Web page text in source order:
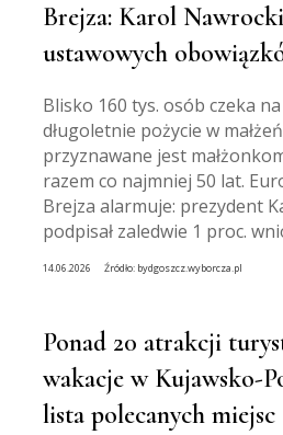
Brejza: Karol
ustawowych
Blisko 160 tys. osób czeka
długoletnie pożycie w
przyznawane jest
razem co najmniej 50 lat.
Brejza alarmuje: prezydent
podpisał zaledwie 1 proc.
14.06.2026 Źródło: bydgoszcz.wyborcza.pl
Ponad 20 atrakcji
wakacje w Kujawsko-
lista polecanych miejsc